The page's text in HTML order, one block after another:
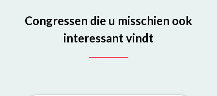
Congressen die u misschien ook
interessant vindt